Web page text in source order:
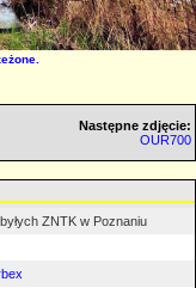
Następne zdjęcie:
OUR700
ZNTK w Poznaniu